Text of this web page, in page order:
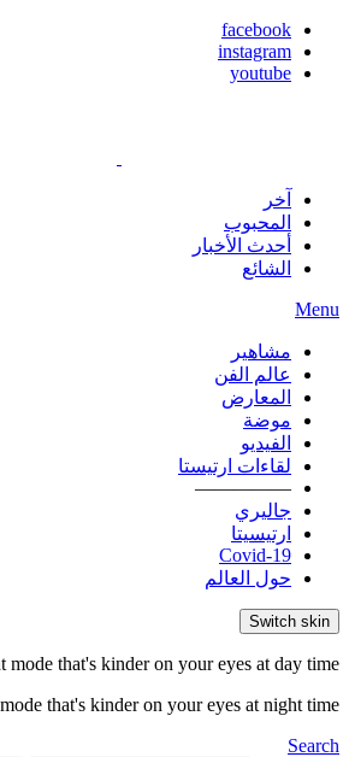
facebook
instagram
youtube
آخر
المحبوب
أحدث الأخبار
الشائع
Menu
مشاهير
عالم الفن
المعارض
موضة
الفيديو
لقاءات ارتيستا
—————
جاليري
ارتيسيتا
Covid-19
حول العالم
Switch skin
mode that's kinder on your eyes at day time.
that's kinder on your eyes at night time.
Search